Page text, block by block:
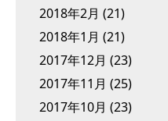
2018年2月 (21)
2018年1月 (21)
2017年12月 (23)
2017年11月 (25)
2017年10月 (23)